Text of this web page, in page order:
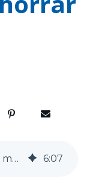
7 Formas de hacer tu hogar más sostenible y ahorrar dinero 6:07